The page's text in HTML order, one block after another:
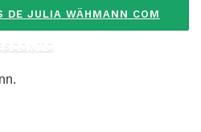
DE JULIA WÄHMANN COM